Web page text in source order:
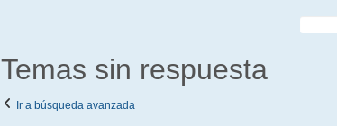
Temas sin respuesta
Ir a búsqueda avanzada